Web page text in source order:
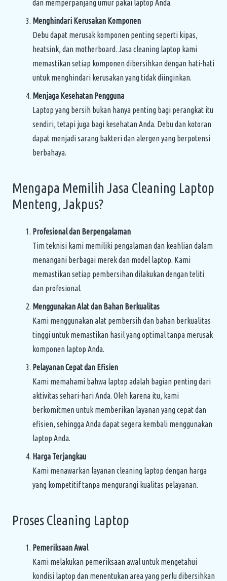
dan memperpanjang umur pakai laptop Anda.
Menghindari Kerusakan Komponen
Debu dapat merusak komponen penting seperti kipas,
heatsink, dan motherboard. Jasa cleaning laptop kami
memastikan setiap komponen dibersihkan dengan hati-hati
untuk menghindari kerusakan yang tidak diinginkan.
Menjaga Kesehatan Pengguna
Laptop yang bersih bukan hanya penting bagi perangkat itu
sendiri, tetapi juga bagi kesehatan Anda. Debu dan kotoran
dapat menjadi sarang bakteri dan alergen yang berpotensi
berbahaya.
Mengapa Memilih Jasa Cleaning Laptop
Menteng, Jakpus?
Profesional dan Berpengalaman
Tim teknisi kami memiliki pengalaman dan keahlian dalam
menangani berbagai merek dan model laptop. Kami
memastikan setiap pembersihan dilakukan dengan teliti
dan profesional.
Menggunakan Alat dan Bahan Berkualitas
Kami menggunakan alat pembersih dan bahan berkualitas
tinggi untuk memastikan hasil yang optimal tanpa merusak
komponen laptop Anda.
Pelayanan Cepat dan Efisien
Kami memahami bahwa laptop adalah bagian penting dari
aktivitas sehari-hari Anda. Oleh karena itu, kami
berkomitmen untuk memberikan layanan yang cepat dan
efisien, sehingga Anda dapat segera kembali menggunakan
laptop Anda.
Harga Terjangkau
Kami menawarkan layanan cleaning laptop dengan harga
yang kompetitif tanpa mengurangi kualitas pelayanan.
Proses Cleaning Laptop
Pemeriksaan Awal
Kami melakukan pemeriksaan awal untuk mengetahui
kondisi laptop dan menentukan area yang perlu dibersihkan